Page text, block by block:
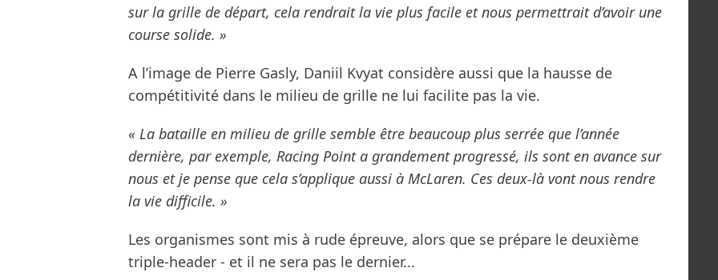
sur la grille de départ, cela rendrait la vie plus facile et nous permettrait d’avoir une
course solide. »
A l’image de Pierre Gasly, Daniil Kvyat considère aussi que la hausse de
compétitivité dans le milieu de grille ne lui facilite pas la vie.
« La bataille en milieu de grille semble être beaucoup plus serrée que l’année
dernière, par exemple, Racing Point a grandement progressé, ils sont en avance sur
nous et je pense que cela s’applique aussi à McLaren. Ces deux-là vont nous rendre
la vie difficile. »
Les organismes sont mis à rude épreuve, alors que se prépare le deuxième
triple-header - et il ne sera pas le dernier...